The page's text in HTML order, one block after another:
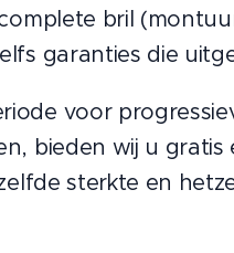
bril
garanties die
voor
bieden wij u
sterkte en